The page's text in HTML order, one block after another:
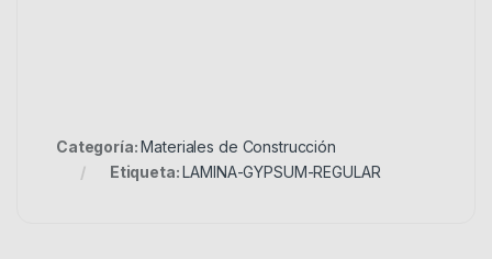
Categoría:Materiales de Construcción
Etiqueta:LAMINA-GYPSUM-REGULAR